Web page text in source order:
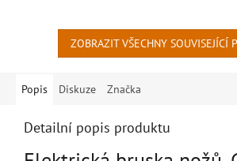
ZOBRAZIT VŠECHNY SOUVISEJÍCÍ
Popis Diskuze Značka
Detailní popis produktu